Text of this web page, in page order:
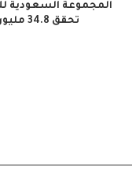
المجموعة السعودية
تحقق 34.8 مليون ريال...